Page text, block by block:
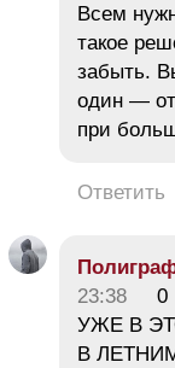
Всем
такое
забыть.
один —
при
Ответить
23:38
0
УЖЕ В
В